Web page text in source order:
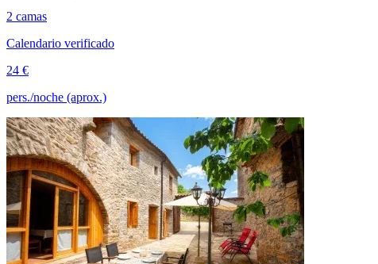
2 camas
Calendario verificado
24 €
pers./noche (aprox.)